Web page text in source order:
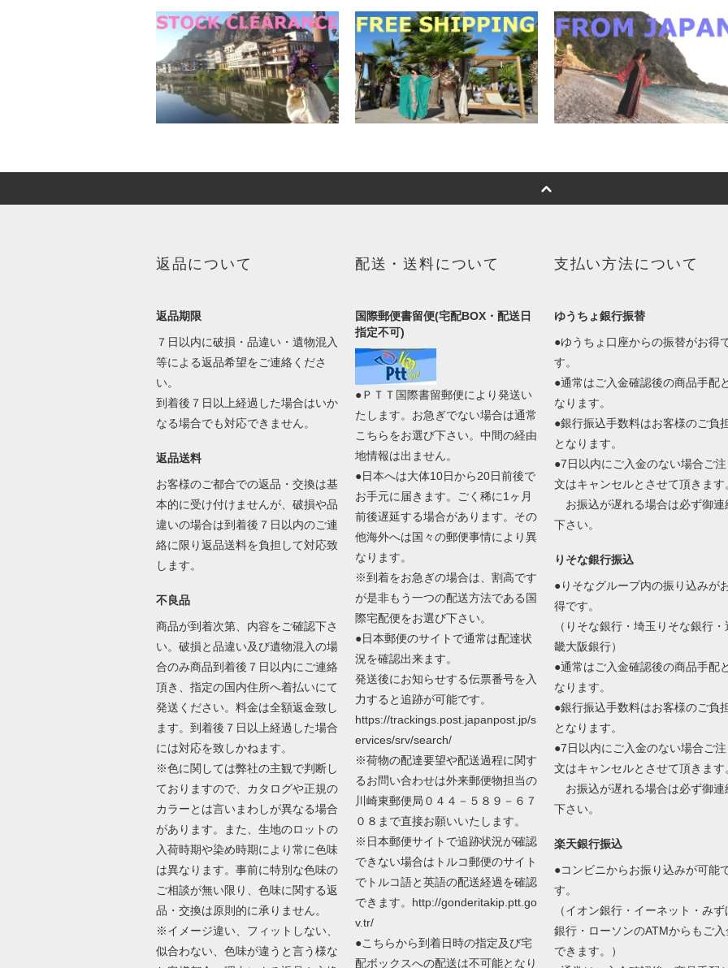
返品について
返品期限
７日以内に破損・品違い・遺物混入
等による返品希望をご連絡くださ
い。
到着後７日以上経過した場合はいか
なる場合でも対応できません。
返品送料
お客様のご都合での返品・交換は基
本的に受け付けませんが、破損や品
違いの場合は到着後７日以内のご連
絡に限り返品送料を負担して対応致
します。
不良品
商品が到着次第、内容をご確認下さ
い。破損と品違い及び遺物混入の場
合のみ商品到着後７日以内にご連絡
頂き、指定の国内住所へ着払いにて
発送ください。料金は全額返金致し
ます。到着後７日以上経過した場合
には対応を致しかねます。
※色に関しては弊社の主観で判断し
ておりますので、カタログや正規の
カラーとは言いまわしが異なる場合
があります。また、生地のロットの
入荷時期や染め時期により常に色味
は異なります。事前に特別な色味の
ご相談が無い限り、色味に関する返
品・交換は原則的に承りません。
※イメージ違い、フィットしない、
似合わない、色味が違うと言う様な
配送・送料について
国際郵便書留便(宅配BOX・配送日
指定不可)
●ＰＴＴ国際書留郵便により発送い
たします。お急ぎでない場合は通常
こちらをお選び下さい。中間の経由
地情報は出ません。
●日本へは大体10日から20日前後で
お手元に届きます。ごく稀に1ヶ月
前後遅延する場合があります。その
他海外へは国々の郵便事情により異
なります。
※到着をお急ぎの場合は、割高です
が是非もう一つの配送方法である国
際宅配便をお選び下さい。
●日本郵便のサイトで通常は配達状
況を確認出来ます。
発送後にお知らせする伝票番号を入
力すると追跡が可能です。
https://trackings.post.japanpost.jp/s
ervices/srv/search/
※荷物の配達要望や配送過程に関す
るお問い合わせは外来郵便物担当の
川崎東郵便局０４４－５８９－６７
０８まで直接お願いいたします。
※日本郵便サイトで追跡状況が確認
できない場合はトルコ郵便のサイト
でトルコ語と英語の配送経過を確認
できます。http://gonderitakip.ptt.go
v.tr/
●こちらから到着日時の指定及び宅
配ボックスへの配送は不可能となり
支払い方法について
ゆうちょ銀行振替
●ゆうちょ口座からの振替がお得
す。
●通常はご入金確認後の商品手配
なります。
●銀行振込手数料はお客様のご負
となります。
●7日以内にご入金のない場合ご注
文はキャンセルとさせて頂きます
お振込が遅れる場合は必ず御連
下さい。
りそな銀行振込
●りそなグループ内の振り込みが
得です。
（りそな銀行・埼玉りそな銀行・
畿大阪銀行）
●通常はご入金確認後の商品手配
なります。
●銀行振込手数料はお客様のご負
となります。
●7日以内にご入金のない場合ご注
文はキャンセルとさせて頂きます
お振込が遅れる場合は必ず御連
下さい。
楽天銀行振込
●コンビニからお振り込みが可能
す。
（イオン銀行・イーネット・みず
銀行・ローソンのATMからもご入
できます。）